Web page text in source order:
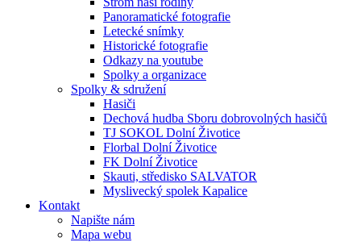
Panoramatické fotografie
Letecké snímky
Historické fotografie
Odkazy na youtube
Spolky a organizace
Spolky & sdružení
Hasiči
Dechová hudba Sboru dobrovolných hasičů
TJ SOKOL Dolní Životice
Florbal Dolní Životice
FK Dolní Životice
Skauti, středisko SALVATOR
Myslivecký spolek Kapalice
Kontakt
Napište nám
Mapa webu